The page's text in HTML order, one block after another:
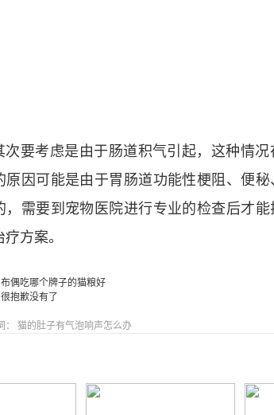
次要考虑是由于肠道积气引起，这种情
原因可能是由于胃肠道功能性梗阻、便
，需要到宠物医院进行专业的检查后才
方案。
布偶吃哪个牌子的猫粮好
抱歉没有了
： 猫的肚子有气泡响声怎么办